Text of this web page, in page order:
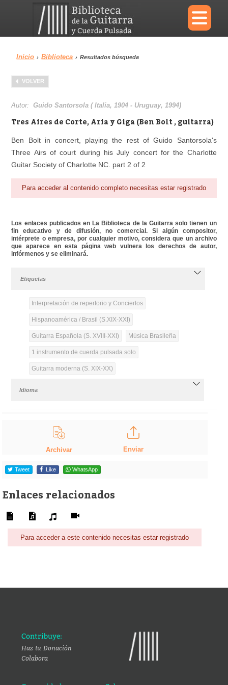
×
Menu
Biblioteca Diccionario
Área personal Reproductor
Inicio › Biblioteca › Resultados búsqueda
VOLVER
Autor:Guido Santorsola ( Italia, 1904 - Uruguay, 1994)
Tres Aires de Corte, Aria y Giga (Ben Bolt , guitarra)
Ben Bolt in concert, playing the rest of Guido Santorsola's
Three Airs of court during his July concert for the Charlotte
Guitar Society of Charlotte NC. part 2 of 2
Para acceder al contenido completo necesitas estar registrado
Los enlaces publicados en La Biblioteca de la Guitarra solo tienen un
fin educativo y de difusión, no comercial. Si algún compositor,
intérprete o empresa, por cualquier motivo, considera que un archivo
que aparece en esta página web vulnera los derechos de autor,
infórmenos y se eliminará.
Etiquetas
Interpretación de repertorio y Conciertos
Hispanoamérica / Brasil (S.XIX-XXI)
Guitarra Española (S. XVIII-XXI) Música Brasileña
1 instrumento de cuerda pulsada solo
Guitarra moderna (S. XIX-XX)
Idioma
Archivar Enviar
Tweet Like WhatsApp
Enlaces relacionados
Para acceder a este contenido necesitas estar registrado
Contribuye:
Haz tu Donación
Colabora